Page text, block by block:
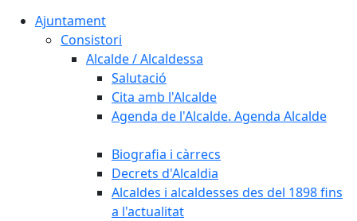
Ajuntament
Consistori
Alcalde / Alcaldessa
Salutació
Cita amb l'Alcalde
Agenda de l'Alcalde. Agenda Alcalde
Biografia i càrrecs
Decrets d'Alcaldia
Alcaldes i alcaldesses des del 1898 fins
a l'actualitat